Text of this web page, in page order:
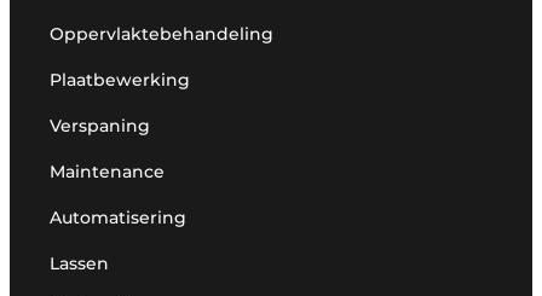
Oppervlaktebehandeling
Plaatbewerking
Verspaning
Maintenance
Automatisering
Lassen